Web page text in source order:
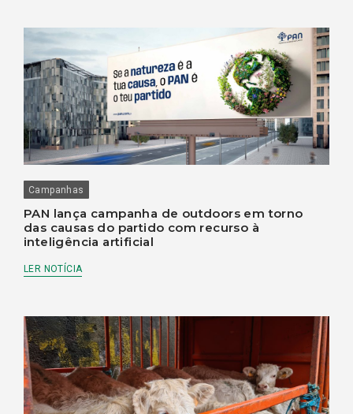
Campanhas
PAN lança campanha de outdoors em torno
das causas do partido com recurso à
inteligência artificial
LER NOTÍCIA